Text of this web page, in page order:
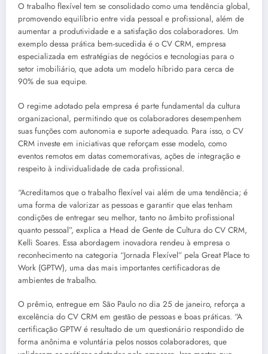
O trabalho flexível tem se consolidado como uma tendência global,
promovendo equilíbrio entre vida pessoal e profissional, além de
aumentar a produtividade e a satisfação dos colaboradores. Um
exemplo dessa prática bem-sucedida é o CV CRM, empresa
especializada em estratégias de negócios e tecnologias para o
setor imobiliário, que adota um modelo híbrido para cerca de
90% de sua equipe.
O regime adotado pela empresa é parte fundamental da cultura
organizacional, permitindo que os colaboradores desempenhem
suas funções com autonomia e suporte adequado. Para isso, o CV
CRM investe em iniciativas que reforçam esse modelo, como
eventos remotos em datas comemorativas, ações de integração e
respeito à individualidade de cada profissional.
“Acreditamos que o trabalho flexível vai além de uma tendência; é
uma forma de valorizar as pessoas e garantir que elas tenham
condições de entregar seu melhor, tanto no âmbito profissional
quanto pessoal”, explica a Head de Gente de Cultura do CV CRM,
Kelli Soares. Essa abordagem inovadora rendeu à empresa o
reconhecimento na categoria “Jornada Flexível” pela Great Place to
Work (GPTW), uma das mais importantes certificadoras de
ambientes de trabalho.
O prêmio, entregue em São Paulo no dia 25 de janeiro, reforça a
excelência do CV CRM em gestão de pessoas e boas práticas. “A
certificação GPTW é resultado de um questionário respondido de
forma anônima e voluntária pelos nossos colaboradores, que